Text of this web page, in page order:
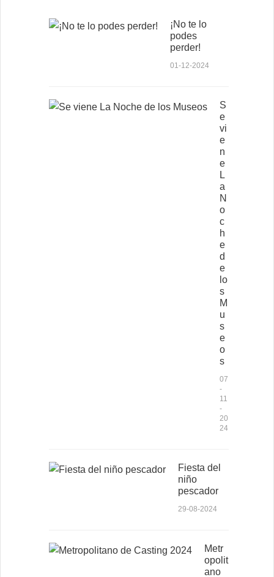
¡No te lo
podes
perder!
01-12-2024
S
e
vi
e
n
e
L
a
N
o
c
h
e
d
e
lo
s
M
u
s
e
o
s
07
-
11
-
20
24
Fiesta del
niño
pescador
29-08-2024
Metr
opolit
ano